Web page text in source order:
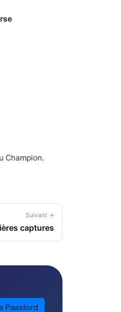
Champion.
Suivant →
captures
Passlord